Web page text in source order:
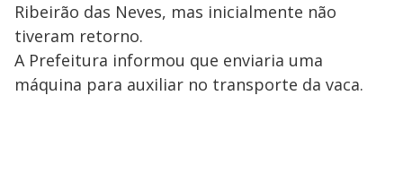
Ribeirão das Neves, mas inicialmente não
tiveram retorno.
A Prefeitura informou que enviaria uma
máquina para auxiliar no transporte da vaca.